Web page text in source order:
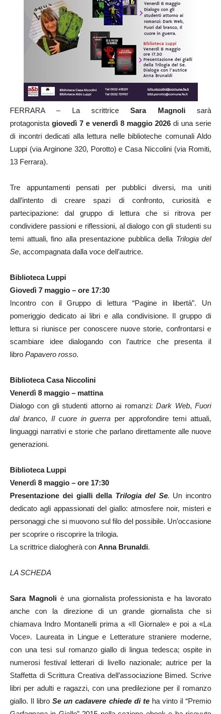
FERRARA – La scrittriceSara Magnolisarà
protagonista giovedì 7 e venerdì 8 maggio 2026 di una serie
di incontri dedicati alla lettura nelle biblioteche comunali Aldo
Luppi (via Arginone 320, Porotto) e Casa Niccolini (via Romiti,
13 Ferrara).
Tre appuntamenti pensati per pubblici diversi, ma uniti
dall’intento di creare spazi di confronto, curiosità e
partecipazione: dal gruppo di lettura che si ritrova per
condividere passioni e riflessioni, al dialogo con gli studenti su
temi attuali, fino alla presentazione pubblica della Trilogia del
Se, accompagnata dalla voce dell’autrice.
Biblioteca Luppi
Giovedì 7 maggio – ore 17:30
Incontro con il Gruppo di lettura “Pagine in libertà”. Un
pomeriggio dedicato ai libri e alla condivisione. Il gruppo di
lettura si riunisce per conoscere nuove storie, confrontarsi e
scambiare idee dialogando con l’autrice che presenta il
libro Papavero rosso.
Biblioteca Casa Niccolini
Venerdì 8 maggio – mattina
Dialogo con gli studenti attorno ai romanzi:Dark Web,Fuori
dal branco, Il cuore in guerra per approfondire temi attuali,
linguaggi narrativi e storie che parlano direttamente alle nuove
generazioni.
Biblioteca Luppi
Venerdì 8 maggio – ore 17:30
Presentazione dei gialli della Trilogia del Se. Un incontro
dedicato agli appassionati del giallo: atmosfere noir, misteri e
personaggi che si muovono sul filo del possibile. Un’occasione
per scoprire o riscoprire la trilogia.
La scrittrice dialogherà con Anna Brunaldi.
LA SCHEDA
Sara Magnoli è una giornalista professionista e ha lavorato
anche con la direzione di un grande giornalista che si
chiamava Indro Montanelli prima a «Il Giornale» e poi a «La
Voce». Laureata in Lingue e Letterature straniere moderne,
con una tesi sul romanzo giallo di lingua tedesca; ospite in
numerosi festival letterari di livello nazionale; autrice per la
Staffetta di Scrittura Creativa dell’associazione Bimed. Scrive
libri per adulti e ragazzi, con una predilezione per il romanzo
giallo. Il libroSe un cadavere chiede di teha vinto il “Premio